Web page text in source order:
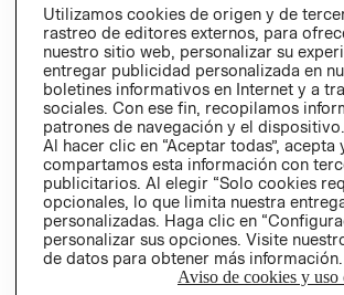
INVERSIONISTAS
POLÍTICA
EMPRESARIAL
Utilizamos cookies de origen y de
rastreo de editores externos, para
nuestro sitio web, personalizar su
entregar publicidad personalizada en
boletines informativos en Internet y a
sociales. Con ese fin, recopilamos
patrones de navegación y el dispositivo.
Al hacer clic en “Aceptar todas”,
compartamos esta información con
publicitarios. Al elegir “Solo cookies
opcionales, lo que limita nuestra
personalizadas. Haga clic en
personalizar sus opciones. Visite
de datos para obtener más información.
Aviso de cookies y uso